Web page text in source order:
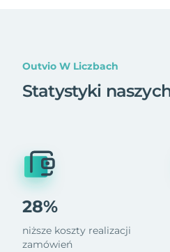
Outvio W Liczbach
Statystyki
28%
niższe koszty realizacji
zamówień